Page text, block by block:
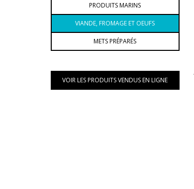
PRODUITS MARINS
VIANDE, FROMAGE ET OEUFS
METS PRÉPARÉS
VOIR LES PRODUITS VENDUS EN LIGNE